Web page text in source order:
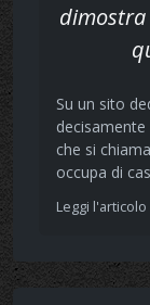
Su un sito
che si
occupa di
Leggi l'articolo